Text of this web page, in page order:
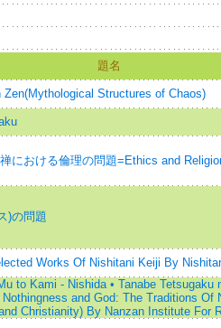
題名
Structures of Chaos)
における倫理の問題=Ethics and
)の問題
Works Of Nishitani Keiji By
to Kami - Nishida • Tanabe Tetsugaku
and God: The Traditions Of
Christianity) By Nanzan Institute For